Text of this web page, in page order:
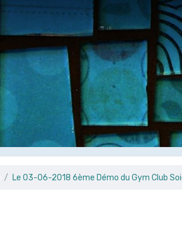
Le 03-06-2018 6ème Démo du Gym Club